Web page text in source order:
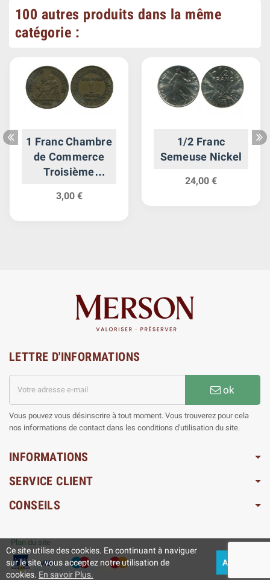
100 autres produits dans la même
catégorie :
1 Franc Chambre
de Commerce
Troisième
3,00 €
1/2 Franc
Semeuse Nickel
24,00 €
LETTRE D'INFORMATIONS
ok
Vous pouvez vous désinscrire à tout moment. Vous trouverez pour cela
nos informations de contact dans les conditions d'utilisation du site.
INFORMATIONS
SERVICE CLIENT
CONSEILS
Plan du site
Ce site utilise des cookies. En continuant à naviguer
sur le site, vous acceptez notre utilisation de
cookies. En savoir Plus.
ACCEPTEZ